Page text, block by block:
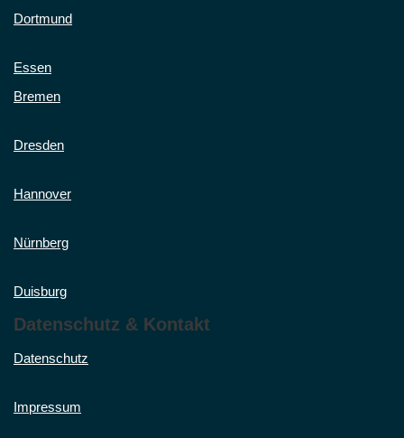
Dortmund
Essen
Bremen
Dresden
Hannover
Nürnberg
Duisburg
Datenschutz & Kontakt
Datenschutz
Impressum